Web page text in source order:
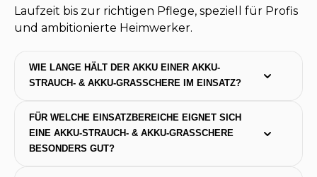
Laufzeit bis zur richtigen Pflege, speziell für Profis
und ambitionierte Heimwerker.
WIE LANGE HÄLT DER AKKU EINER AKKU-
STRAUCH- & AKKU-GRASSCHERE IM EINSATZ?
FÜR WELCHE EINSATZBEREICHE EIGNET SICH
EINE AKKU-STRAUCH- & AKKU-GRASSCHERE
BESONDERS GUT?